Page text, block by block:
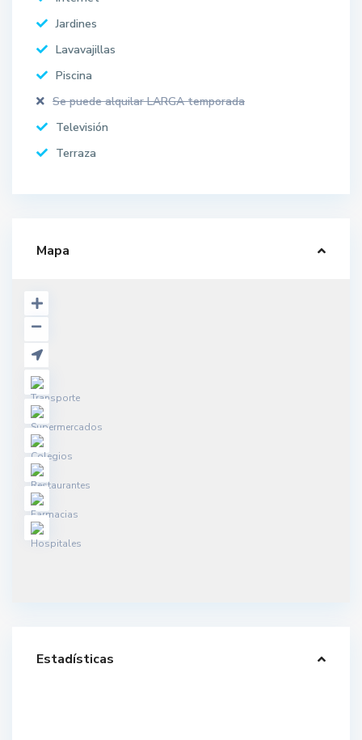
Jardines
Lavavajillas
Piscina
Se puede alquilar LARGA temporada
Televisión
Terraza
Mapa
Estadísticas